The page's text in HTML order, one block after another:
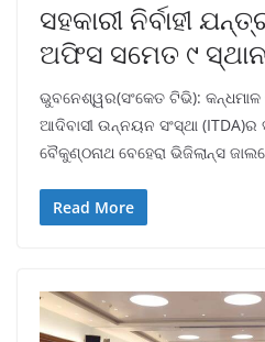
ସହକାରୀ ନିର୍ବାହୀ
ଅଫିସ ସମେତ ୯
ଭୁବନେଶ୍ୱର(ସଂକେତ ଟିଭି):
ଆଦିବାସୀ ଉନ୍ନୟନ ସଂସ୍ଥା (ITDA)ର
ବୈକୁଣ୍ଠନାଥ ବେହେରା ଭିଜିଲାନ୍ସ
Read More